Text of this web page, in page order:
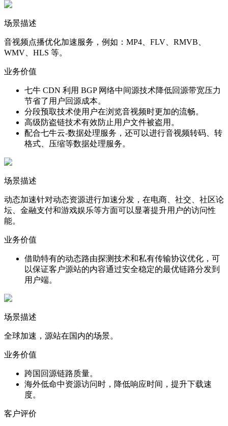
场景描述
音视频点播优化加速服务，例如：MP4、FLV、RMVB、
WMV、HLS 等。
业务价值
七牛 CDN 利用 BGP 网络中间源技术降低回源带宽压力
节省了用户回源成本。
分段预取技术使用户在浏览音视频时更加的流畅。
高级防盗链技术有效防止用户文件被盗用。
配合七牛云-数据处理服务，还可以进行音视频转码、转
格式、压缩等数据处理服务。
场景描述
动态加速针对动态资源进行加速分发，在电商、社交、社区论
坛、金融支付和游戏娱乐等方面可以显著提升用户的访问性
能。
业务价值
借助特有的动态路由探测技术和私有传输协议优化，可
以保证客户源站的内容通过安全稳定的最优链路分发到
用户端。
场景描述
全球加速，源站在国内的场景。
业务价值
跨国回源链路质量。
海外低命中资源访问时，降低响应时间，提升下载速
度。
客户评价